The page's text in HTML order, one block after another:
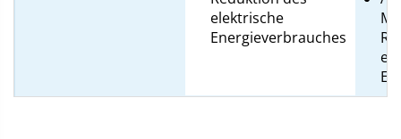
elektrische
Energieverbrauches